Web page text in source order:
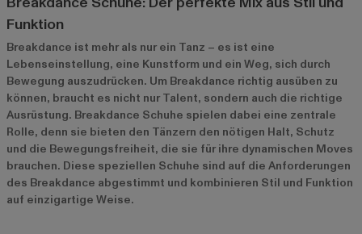
Funktion
Breakdance ist mehr als nur ein Tanz – es ist eine
Lebenseinstellung, eine Kunstform und ein Weg, sich durch
Bewegung auszudrücken. Um Breakdance richtig ausüben zu
können, braucht es nicht nur Talent, sondern auch die richtige
Ausrüstung. Breakdance Schuhe spielen dabei eine zentrale
Rolle, denn sie bieten den Tänzern den nötigen Halt, Schutz
und die Bewegungsfreiheit, die sie für ihre dynamischen Moves
brauchen. Diese speziellen Schuhe sind auf die Anforderungen
des Breakdance abgestimmt und kombinieren Stil und Funktion
auf einzigartige Weise.